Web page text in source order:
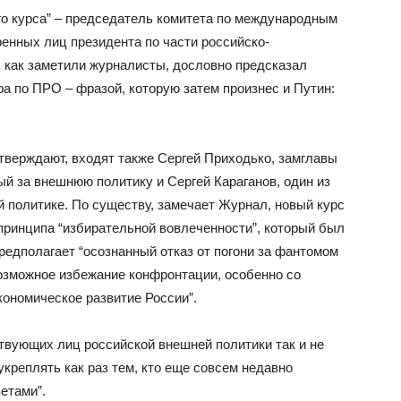
курса” – председатель комитета по международным
лиц президента по части российско-
заметили журналисты, дословно предсказал
по ПРО – фразой, которую затем произнес и Путин:
входят также Сергей Приходько, замглавы
за внешнюю политику и Сергей Караганов, один из
По существу, замечает Журнал, новый курс
“избирательной вовлеченности”, который был
“осознанный отказ от погони за фантомом
избежание конфронтации, особенно со
развитие России”.
лиц российской внешней политики так и не
как раз тем, кто еще совсем недавно